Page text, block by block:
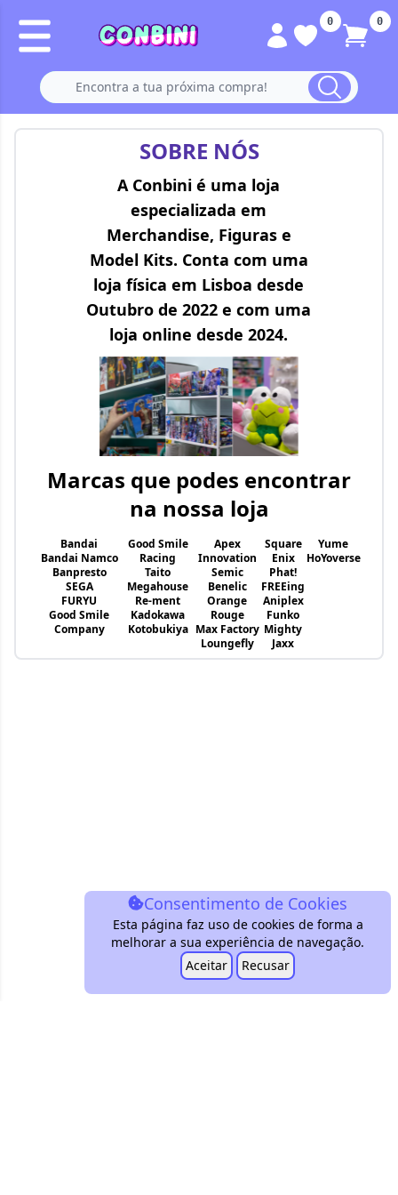
0 0
SOBRE NÓS
A Conbini é uma loja
especializada em
Merchandise, Figuras e
Model Kits. Conta com uma
loja física em Lisboa desde
Outubro de 2022 e com uma
loja online desde 2024.
Marcas que podes encontrar
na nossa loja
Bandai
Bandai Namco
Banpresto
SEGA
FURYU
Good Smile
Company
Good Smile
Racing
Taito
Megahouse
Re-ment
Kadokawa
Kotobukiya
Apex
Innovation
Semic
Benelic
Orange
Rouge
Max Factory
Loungefly
Square
Enix
Phat!
FREEing
Aniplex
Funko
Mighty
Jaxx
Yume
HoYoverse
Consentimento de Cookies
Esta página faz uso de cookies de forma a
melhorar a sua experiência de navegação.
Aceitar
Recusar